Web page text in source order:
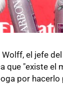
el jefe
que "existe el
por hacerlo